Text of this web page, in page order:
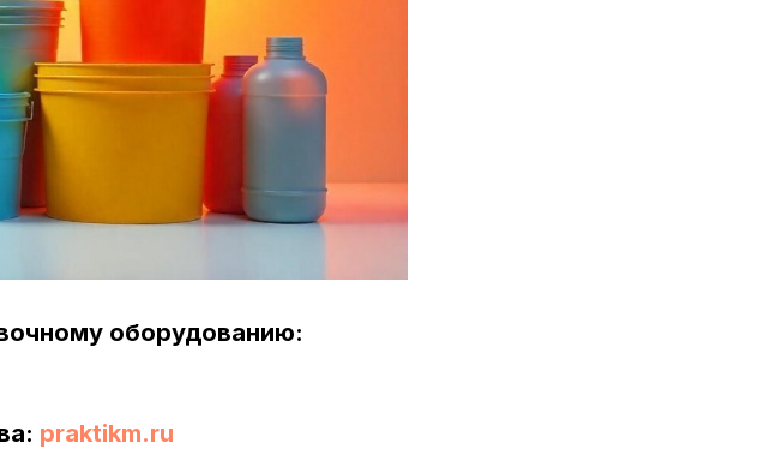
оборудованию:
praktikm.ru